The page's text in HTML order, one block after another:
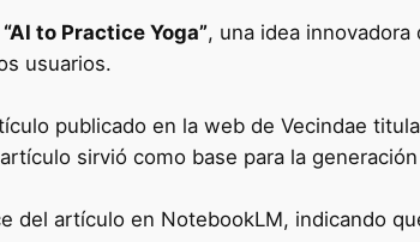
“AI to Practice Yoga”, una idea
usuarios.
publicado en la web de Vecindae
sirvió como base para la
del artículo en NotebookLM, indicando